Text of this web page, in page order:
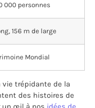
000 personnes
156 m de large
Mondial
vie trépidante de la
des histoires de